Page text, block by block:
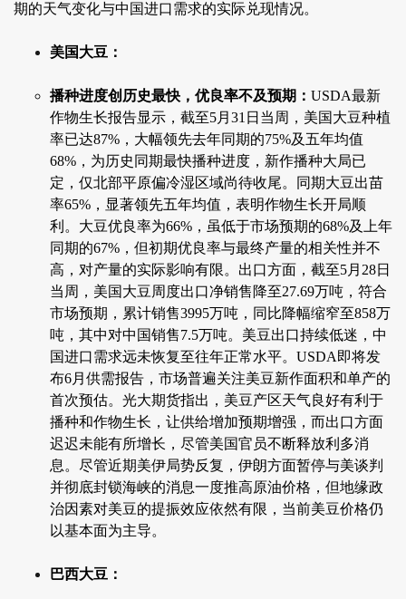
期的天气变化与中国进口需求的实际兑现情况。
美国大豆：
播种进度创历史最快，优良率不及预期： USDA最新
作物生长报告显示，截至5月31日当周，美国大豆种植
率已达87%，大幅领先去年同期的75%及五年均值
68%，为历史同期最快播种进度，新作播种大局已
定，仅北部平原偏冷湿区域尚待收尾。同期大豆出苗
率65%，显著领先五年均值，表明作物生长开局顺
利。大豆优良率为66%，虽低于市场预期的68%及上年
同期的67%，但初期优良率与最终产量的相关性并不
高，对产量的实际影响有限。出口方面，截至5月28日
当周，美国大豆周度出口净销售降至27.69万吨，符合
市场预期，累计销售3995万吨，同比降幅缩窄至858万
吨，其中对中国销售7.5万吨。美豆出口持续低迷，中
国进口需求远未恢复至往年正常水平。USDA即将发
布6月供需报告，市场普遍关注美豆新作面积和单产的
首次预估。光大期货指出，美豆产区天气良好有利于
播种和作物生长，让供给增加预期增强，而出口方面
迟迟未能有所增长，尽管美国官员不断释放利多消
息。尽管近期美伊局势反复，伊朗方面暂停与美谈判
并彻底封锁海峡的消息一度推高原油价格，但地缘政
治因素对美豆的提振效应依然有限，当前美豆价格仍
以基本面为主导。
巴西大豆：